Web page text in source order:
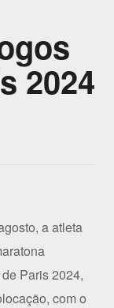
2024
a atleta
Paris 2024,
com o